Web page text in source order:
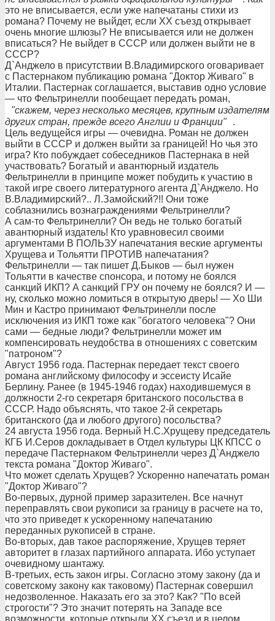
это не вписывается, если уже напечатаны стихи из
романа? Почему не выйдет, если ХХ съезд открывает
очень многие шлюзы? Не вписывается или не должен
вписаться? Не выйдет в СССР или должен выйти не в
СССР?
Д`Анджело в присутствии В.Владимирского оговаривает
с Пастернаком публикацию романа "Доктор Живаго" в
Италии. Пастернак соглашается, выставив одно условие
— что Фельтринелли пообещает передать роман,
"скажем, через несколько месяцев, крупным издателям
других стран, прежде всего Англии и Франции"
.
Цель ведущейся игры — очевидна. Роман не должен
выйти в СССР и должен выйти за границей! Но чья это
игра? Кто побуждает собеседников Пастернака в ней
участвовать? Богатый и авантюрный издатель
Фельтринелли в принципе может побудить к участию в
такой игре своего литературного агента Д`Анджело. Но
В.Владимирский?.. Л.Замойский?!! Они тоже
соблазнились вознаграждениями Фельтринелли?
А сам-то Фельтринелли? Он ведь не только богатый
авантюрный издатель! Кто уравновесил своими
аргументами В ПОЛЬЗУ напечатания веские аргументы
Хрущева и Тольятти ПРОТИВ напечатания?
Фельтринелли — так пишет Д.Быков — был нужен
Тольятти в качестве спонсора, и потому не боялся
санкций ИКП? А санкций ГРУ он почему не боялся? И —
ну, сколько можно ломиться в открытую дверь! — Хо Ши
Мин и Кастро принимают Фельтринелли после
исключения из ИКП тоже как "богатого человека"? Они
сами — бедные люди? Фельтринелли может им
компенсировать неудобства в отношениях с советским
"патроном"?
Август 1956 года. Пастернак передает текст своего
романа английскому философу и эссеисту Исайе
Берлину. Ранее (в 1945-1946 годах) находившемуся в
должности 2-го секретаря британского посольства в
СССР. Надо объяснять, что такое 2-й секретарь
британского (да и любого другого) посольства?
24 августа 1956 года. Верный Н.С.Хрущеву председатель
КГБ И.Серов докладывает в Отдел культуры ЦК КПСС о
передаче Пастернаком Фельтринелли через Д`Анджело
текста романа "Доктор Живаго".
Что может сделать Хрущев? Ускоренно напечатать роман
"Доктор Живаго"?
Во-первых, дурной пример заразителен. Все начнут
переправлять свои рукописи за границу в расчете на то,
что это приведет к ускоренному напечатанию
переданных рукописей в стране.
Во-вторых, дав такое распоряжение, Хрущев теряет
авторитет в глазах партийного аппарата. Ибо уступает
очевидному шантажу.
В-третьих, есть закон игры. Согласно этому закону (да и
советскому закону как таковому) Пастернак совершил
недозволенное. Наказать его за это? Как? "По всей
строгости"? Это значит потерять на Западе все
возможности, которые открыли ХХ съезд и в целом